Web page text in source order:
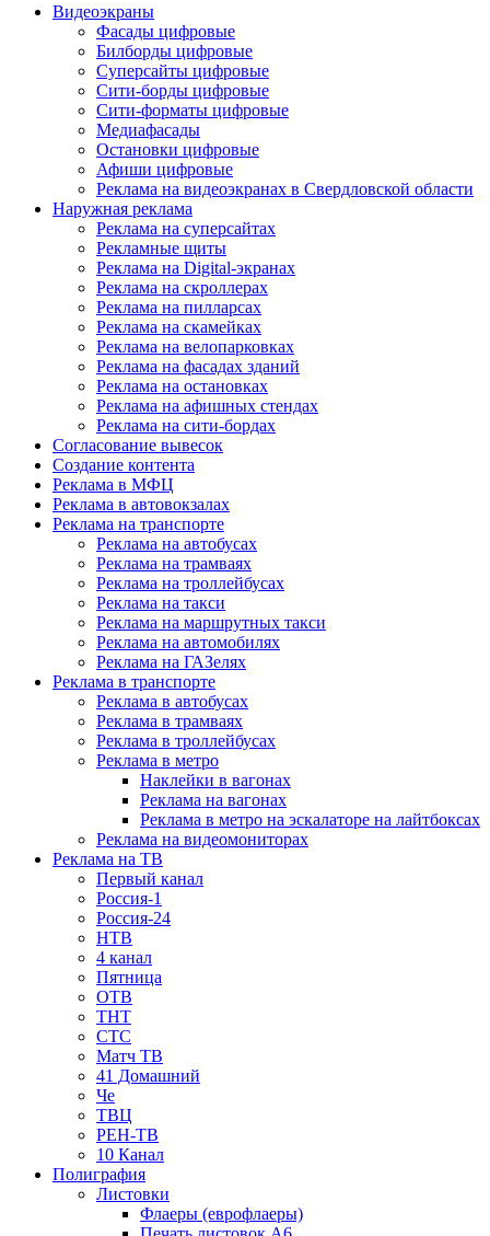
Видеоэкраны
Фасады цифровые
Билборды цифровые
Суперсайты цифровые
Сити-борды цифровые
Сити-форматы цифровые
Медиафасады
Остановки цифровые
Афиши цифровые
Реклама на видеоэкранах в Свердловской области
Наружная реклама
Реклама на суперсайтах
Рекламные щиты
Реклама на Digital-экранах
Реклама на скроллерах
Реклама на пилларсах
Реклама на скамейках
Реклама на велопарковках
Реклама на фасадах зданий
Реклама на остановках
Реклама на афишных стендах
Реклама на сити-бордах
Согласование вывесок
Создание контента
Реклама в МФЦ
Реклама в автовокзалах
Реклама на транспорте
Реклама на автобусах
Реклама на трамваях
Реклама на троллейбусах
Реклама на такси
Реклама на маршрутных такси
Реклама на автомобилях
Реклама на ГАЗелях
Реклама в транспорте
Реклама в автобусах
Реклама в трамваях
Реклама в троллейбусах
Реклама в метро
Наклейки в вагонах
Реклама на вагонах
Реклама в метро на эскалаторе на лайтбоксах
Реклама на видеомониторах
Реклама на ТВ
Первый канал
Россия-1
Россия-24
НТВ
4 канал
Пятница
ОТВ
ТНТ
СТС
Матч ТВ
41 Домашний
Че
ТВЦ
РЕН-ТВ
10 Канал
Полиграфия
Листовки
Флаеры (еврофлаеры)